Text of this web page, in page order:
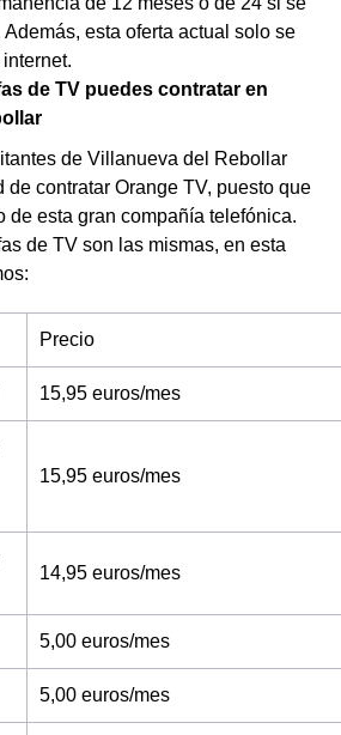
esta oferta actual solo se
de TV puedes contratar en
de Villanueva del Rebollar
contratar Orange TV, puesto que
de esta gran compañía telefónica.
de TV son las mismas, en esta
Precio
15,95 euros/mes
15,95 euros/mes
14,95 euros/mes
5,00 euros/mes
5,00 euros/mes